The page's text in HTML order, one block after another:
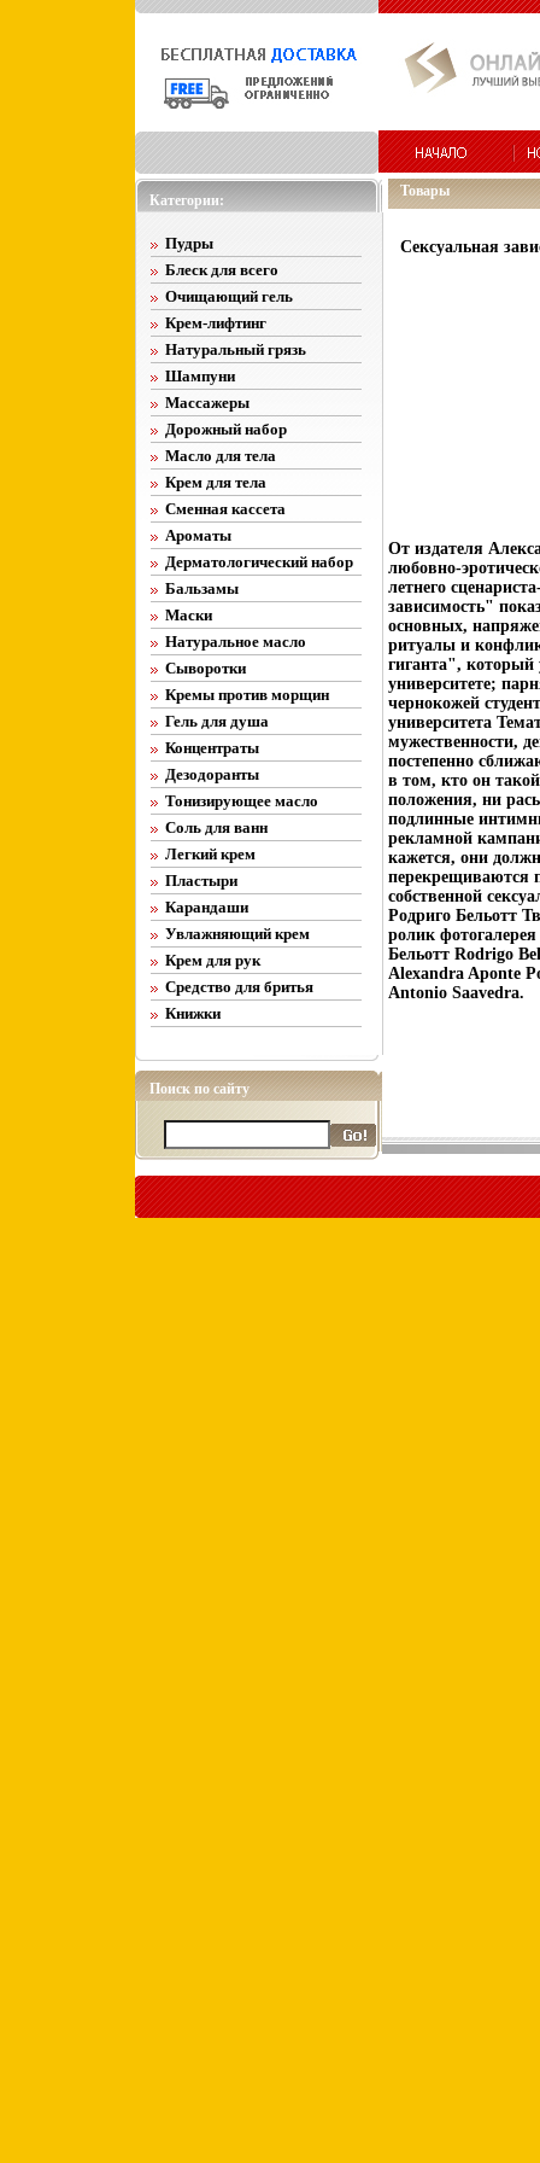
Категории:
Пудры
Блеск для всего
Очищающий гель
Крем-лифтинг
Натуральный грязь
Шампуни
Массажеры
Дорожный набор
Масло для тела
Крем для тела
Сменная кассета
Ароматы
Дерматологический набор
Бальзамы
Маски
Натуральное масло
Сыворотки
Кремы против морщин
Гель для душа
Концентраты
Дезодоранты
Тонизирующее масло
Соль для ванн
Легкий крем
Пластыри
Карандаши
Увлажняющий крем
Крем для рук
Средство для бритья
Книжки
Поиск по сайту
Товары
Сексуальная
От издателя
любовно-
летнего
зависимость"
основных,
ритуалы и
гиганта",
университете;
чернокожей
университета
мужественности,
постепенно
в том, кто он
положения, ни
подлинные
рекламной
кажется, они
перекрещиваются
собственной
Родриго Бельотт
ролик
Бельотт Rodrigo
Alexandra Aponte
Antonio Saavedra.